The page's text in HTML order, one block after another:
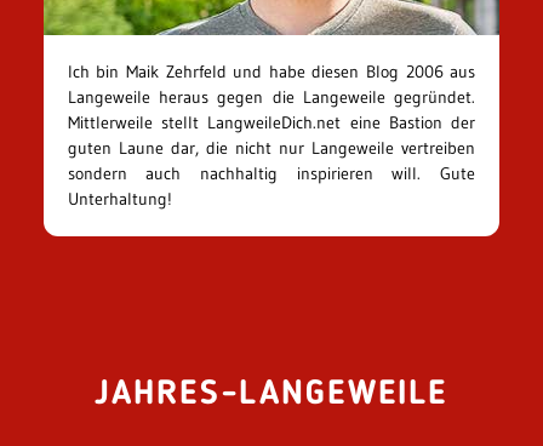
Ich bin Maik Zehrfeld und habe diesen Blog 2006 aus
Langeweile heraus gegen die Langeweile gegründet.
Mittlerweile stellt LangweileDich.net eine Bastion der
guten Laune dar, die nicht nur Langeweile vertreiben
sondern auch nachhaltig inspirieren will. Gute
Unterhaltung!
JAHRES-LANGEWEILE